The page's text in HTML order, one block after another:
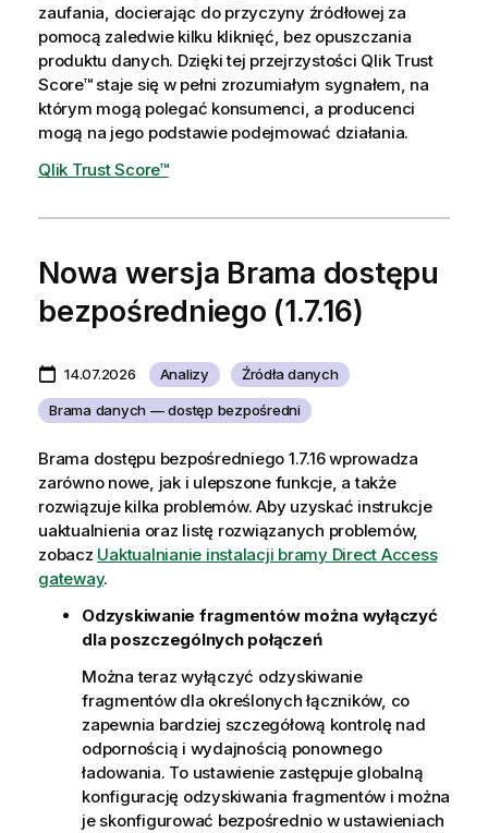
zaufania, docierając do przyczyny źródłowej za
pomocą zaledwie kilku kliknięć, bez opuszczania
produktu danych. Dzięki tej przejrzystości Qlik Trust
Score™ staje się w pełni zrozumiałym sygnałem, na
którym mogą polegać konsumenci, a producenci
mogą na jego podstawie podejmować działania.
Qlik Trust Score™
Nowa wersja Brama dostępu
bezpośredniego (1.7.16)
14.07.2026 Analizy Źródła danych
Brama danych — dostęp bezpośredni
Brama dostępu bezpośredniego 1.7.16 wprowadza
zarówno nowe, jak i ulepszone funkcje, a także
rozwiązuje kilka problemów. Aby uzyskać instrukcje
uaktualnienia oraz listę rozwiązanych problemów,
zobacz Uaktualnianie instalacji bramy Direct Access
gateway.
Odzyskiwanie fragmentów można wyłączyć
dla poszczególnych połączeń
Można teraz wyłączyć odzyskiwanie
fragmentów dla określonych łączników, co
zapewnia bardziej szczegółową kontrolę nad
odpornością i wydajnością ponownego
ładowania. To ustawienie zastępuje globalną
konfigurację odzyskiwania fragmentów i można
je skonfigurować bezpośrednio w ustawieniach